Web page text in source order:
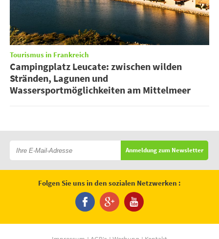
Tourismus in Frankreich
Campingplatz Leucate: zwischen wilden
Stränden, Lagunen und
Wassersportmöglichkeiten am Mittelmeer
Anmeldung zum Newsletter
Folgen Sie uns in den sozialen Netzwerken :